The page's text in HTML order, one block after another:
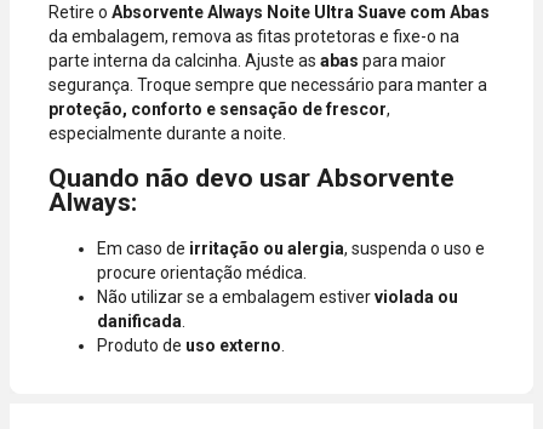
Retire o Absorvente Always Noite Ultra Suave com Abas
da embalagem, remova as fitas protetoras e fixe-o na
parte interna da calcinha. Ajuste as abas para maior
segurança. Troque sempre que necessário para manter a
proteção, conforto e sensação de frescor,
especialmente durante a noite.
Quando não devo usar Absorvente
Always:
Em caso de irritação ou alergia, suspenda o uso e
procure orientação médica.
Não utilizar se a embalagem estiverviolada ou
danificada
Produto de uso externo